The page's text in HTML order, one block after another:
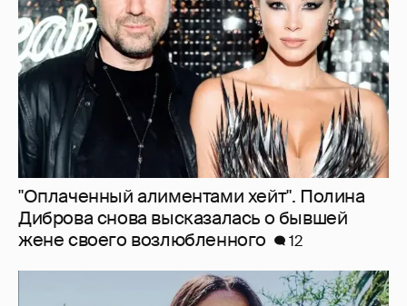
"Она постоянно говорила о дворце". Марта
Стюарт рассказала, как Меган Маркл
хвасталась встречей с королём Карлом III